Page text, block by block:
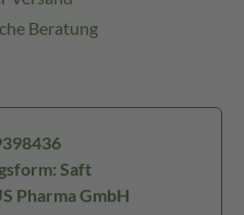
Beratung
Saft
Pharma GmbH